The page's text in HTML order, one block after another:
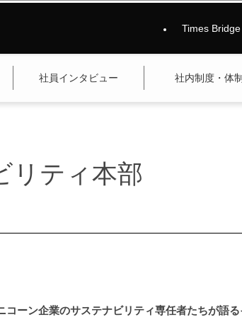
Times
社員インタビュー 社内制度・体
リティ本部
コーン企業のサステナビリティ専任者たちが語